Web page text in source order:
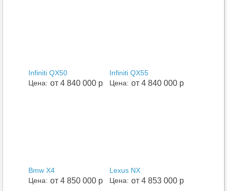
Infiniti QX50
от 4 840 000 р
Цена:
Infiniti QX55
от 4 840 000 р
Цена:
Bmw X4
от 4 850 000 р
Цена:
Lexus NX
от 4 853 000 р
Цена: